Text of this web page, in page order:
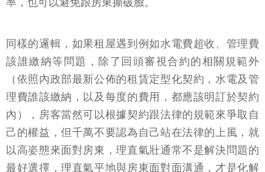
率，也可以避免跟房東撕破臉。
同樣的邏輯，如果租屋遇到例如水電費超收、管理費
該誰繳納等問題，除了回頭審視合約的相關規範外
（依照內政部最新公佈的租賃定型化契約，水電及管
理費誰該繳納，以及每度的費用，都應該明訂於契約
內），房客當然可以根據契約跟法律的規範來爭取自
己的權益，但千萬不要認為自己站在法律的上風，就
以高姿態來面對房東，理直氣壯通常不是解決問題的
最好選擇，理直氣平地與房東面對面溝通，才是化解